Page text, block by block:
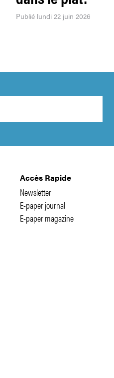
Publié lundi 22 juin 2026
Accès Rapide
Newsletter
E-paper journal
E-paper magazine